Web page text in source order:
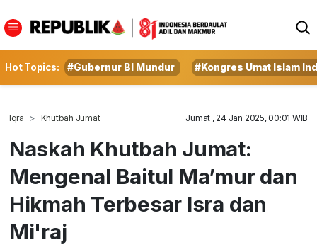
Hot Topics: #Gubernur BI Mundur #Kongres Umat Islam
Iqra Khutbah Jumat Jumat , 24 Jan 2025, 00:01 WIB
Naskah Khutbah Jumat:
Mengenal Baitul Ma’mur dan
Hikmah Terbesar Isra dan
Mi'raj